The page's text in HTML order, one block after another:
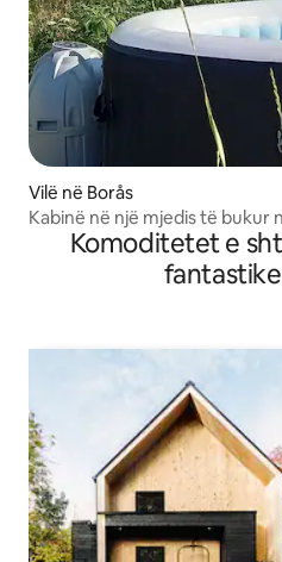
Vilë në Borås
Kabinë në një mjedis të bukur
këndshme!
Komoditetet e